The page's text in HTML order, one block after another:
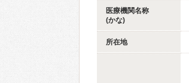
医療機関名称
(かな)
所在地